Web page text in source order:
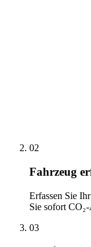
02
Fahrzeug
Erfassen Sie
Sie sofort
03